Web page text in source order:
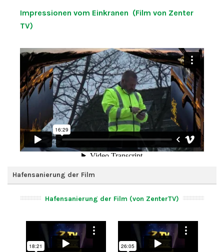
Impressionen vom Einkranen (Film von Zenter
TV)
Hafensanierung der Film
Hafensanierung der Film (von ZenterTV)